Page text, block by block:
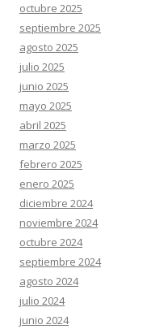
octubre 2025
septiembre 2025
agosto 2025
julio 2025
junio 2025
mayo 2025
abril 2025
marzo 2025
febrero 2025
enero 2025
diciembre 2024
noviembre 2024
octubre 2024
septiembre 2024
agosto 2024
julio 2024
junio 2024